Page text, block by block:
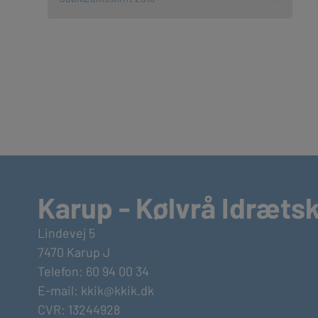
Karup - Kølvrå
Lindevej 5
7470 Karup J
Telefon: 60 94 00 34
E-mail: kkik@kkik.dk
CVR: 13244928